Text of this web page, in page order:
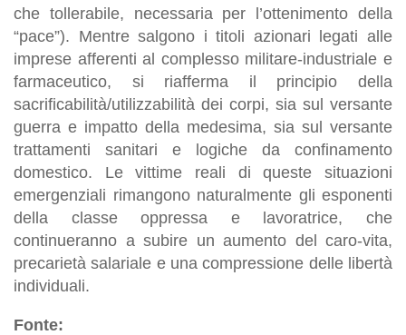
che tollerabile, necessaria per l’ottenimento della
“pace”). Mentre salgono i titoli azionari legati alle
imprese afferenti al complesso militare-industriale e
farmaceutico, si riafferma il principio della
sacrificabilità/utilizzabilità dei corpi, sia sul versante
guerra e impatto della medesima, sia sul versante
trattamenti sanitari e logiche da confinamento
domestico. Le vittime reali di queste situazioni
emergenziali rimangono naturalmente gli esponenti
della classe oppressa e lavoratrice, che
continueranno a subire un aumento del caro-vita,
precarietà salariale e una compressione delle libertà
individuali.
Fonte: